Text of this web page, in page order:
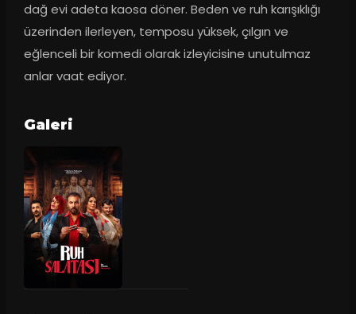
dağ evi adeta kaosa döner. Beden ve ruh karışıklığı
üzerinden ilerleyen, temposu yüksek, çılgın ve
eğlenceli bir komedi olarak izleyicisine unutulmaz
anlar vaat ediyor.
Galeri